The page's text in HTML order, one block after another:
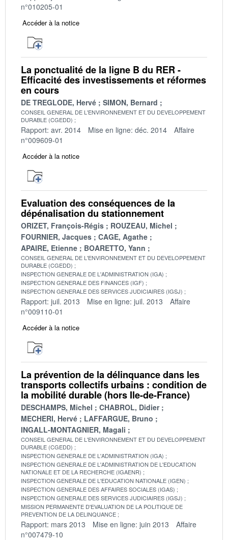
n°010205-01
Accéder à la notice
La ponctualité de la ligne B du RER -
Efficacité des investissements et réformes
en cours
DE TREGLODE, Hervé SIMON, Bernard
CONSEIL GENERAL DE L'ENVIRONNEMENT ET DU DEVELOPPEMENT
DURABLE (CGEDD)
Rapport: avr. 2014 Mise en ligne: déc. 2014
Affaire
n°009609-01
Accéder à la notice
Evaluation des conséquences de la
dépénalisation du stationnement
ORIZET, François-Régis
ROUZEAU, Michel
FOURNIER, Jacques
CAGE, Agathe
APAIRE, Etienne
BOARETTO, Yann
CONSEIL GENERAL DE L'ENVIRONNEMENT ET DU DEVELOPPEMENT
DURABLE (CGEDD)
INSPECTION GENERALE DE L'ADMINISTRATION (IGA)
INSPECTION GENERALE DES FINANCES (IGF)
INSPECTION GENERALE DES SERVICES JUDICIAIRES (IGSJ)
Rapport: juil. 2013 Mise en ligne: juil. 2013
Affaire
n°009110-01
Accéder à la notice
La prévention de la délinquance dans les
transports collectifs urbains : condition de
la mobilité durable (hors Ile-de-France)
DESCHAMPS, Michel
CHABROL, Didier
MECHERI, Hervé
LAFFARGUE, Bruno
INGALL-MONTAGNIER, Magali
CONSEIL GENERAL DE L'ENVIRONNEMENT ET DU DEVELOPPEMENT
DURABLE (CGEDD)
INSPECTION GENERALE DE L'ADMINISTRATION (IGA)
INSPECTION GENERALE DE L'ADMINISTRATION DE L'EDUCATION
NATIONALE ET DE LA RECHERCHE (IGAENR)
INSPECTION GENERALE DE L'EDUCATION NATIONALE (IGEN)
INSPECTION GENERALE DES AFFAIRES SOCIALES (IGAS)
INSPECTION GENERALE DES SERVICES JUDICIAIRES (IGSJ)
MISSION PERMANENTE D'EVALUATION DE LA POLITIQUE DE
PREVENTION DE LA DELINQUANCE
Rapport: mars 2013 Mise en ligne: juin 2013
Affaire
n°007479-10